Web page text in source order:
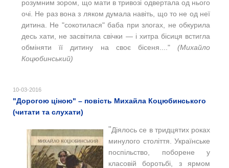
розумним зором, що мати в тривозі одвертала од нього
очі. Не раз вона з ляком думала навіть, що то не од неї
дитина. Не "сокотилася" баба при злогах, не обкурила
десь хати, не засвітила свічки — і хитра бісиця встигла
обміняти її дитину на своє бісеня...." (Михайло
Коцюбинський)
10-03-2016
"Дорогою ціною" – повість Михайла Коцюбинського
(читати та слухати)
"Діялось се в тридцятих роках
минулого століття. Українське
поспільство, поборене у
класовій боротьбі, з ярмом